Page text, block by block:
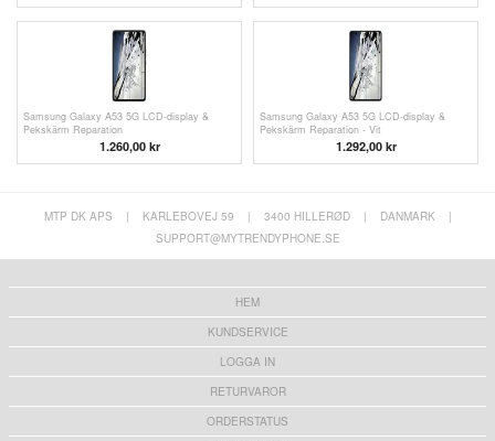
Samsung Galaxy A53 5G LCD-display &
Pekskärm Reparation
1.260,00kr
Samsung Galaxy A53 5G LCD-display &
Pekskärm Reparation - Vit
1.292,00kr
MTP DK APS | KARLEBOVEJ 59 | 3400 HILLERØD | DANMARK
|
SUPPORT@MYTRENDYPHONE.SE
HEM
KUNDSERVICE
LOGGA IN
RETURVAROR
ORDERSTATUS